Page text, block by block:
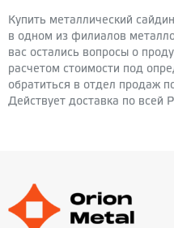
Купить металлический
в одном из филиалов
вас остались вопросы о
расчетом стоимости под
обратиться в отдел продаж
Действует доставка по всей